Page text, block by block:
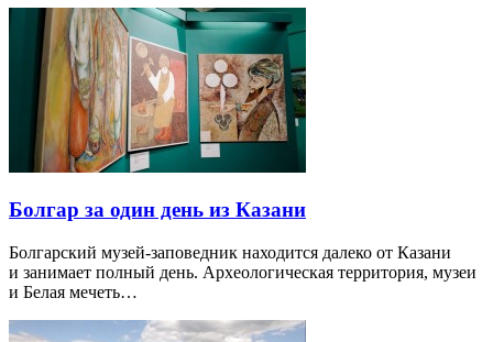
Болгар за один день из Казани
Болгарский музей-заповедник находится далеко от Казани
и занимает полный день. Археологическая территория, музеи
и Белая мечеть…